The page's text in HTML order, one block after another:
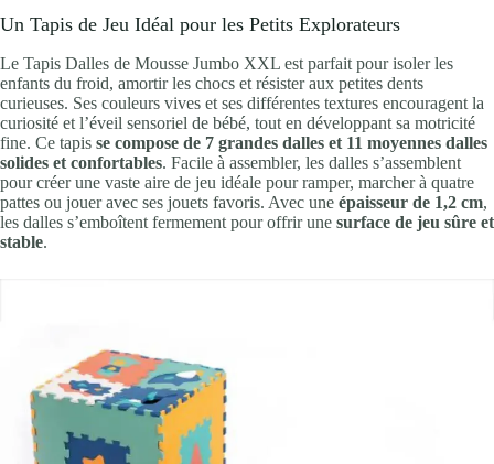
Un Tapis de Jeu Idéal pour les Petits Explorateurs
Le Tapis Dalles de Mousse Jumbo XXL est parfait pour isoler les
enfants du froid, amortir les chocs et résister aux petites dents
curieuses. Ses couleurs vives et ses différentes textures encouragent la
curiosité et l’éveil sensoriel de bébé, tout en développant sa motricité
fine. Ce tapis se compose de 7 grandes dalles et 11 moyennes dalles
solides et confortables. Facile à assembler, les dalles s’assemblent
pour créer une vaste aire de jeu idéale pour ramper, marcher à quatre
pattes ou jouer avec ses jouets favoris. Avec une épaisseur de 1,2 cm,
les dalles s’emboîtent fermement pour offrir une surface de jeu sûre et
stable.